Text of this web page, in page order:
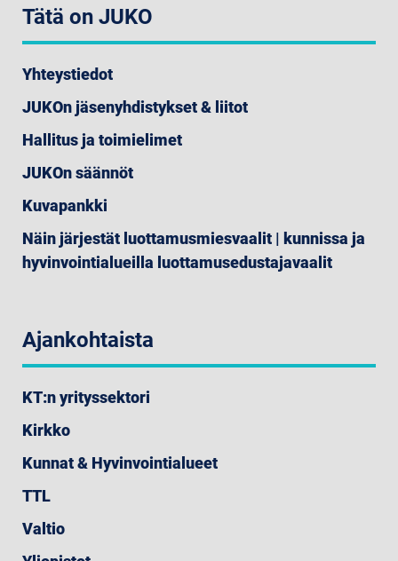
Tätä on JUKO
Yhteystiedot
JUKOn jäsenyhdistykset & liitot
Hallitus ja toimielimet
JUKOn säännöt
Kuvapankki
Näin järjestät luottamusmiesvaalit | kunnissa ja
hyvinvointialueilla luottamusedustajavaalit
Ajankohtaista
KT:n yrityssektori
Kirkko
Kunnat & Hyvinvointialueet
TTL
Valtio